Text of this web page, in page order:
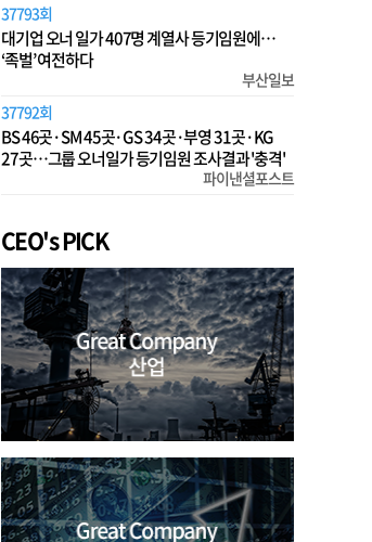
37793회
대기업 오너 일가 407명 계열사 등기임원에…
‘족벌’ 여전하다
부산일보
37792회
BS 46곳·SM 45곳·GS 34곳·부영 31곳·KG
27곳…그룹 오너일가 등기임원 조사결과 '충격'
파이낸셜포스트
CEO's PICK